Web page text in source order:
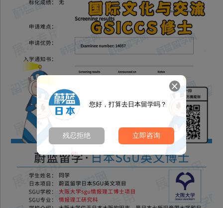
您好，打算去日本留学吗？
残忍拒绝 立即咨询